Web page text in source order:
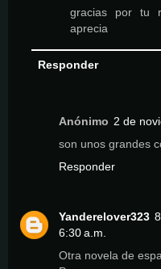
gracias por tu
aprecia
Responder
Anónimo 2 de
son unos grandes
Responder
Yanderelover323
6:30 a.m.
Otra novela de